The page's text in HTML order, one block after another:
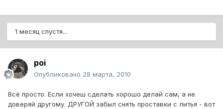
1 месяц спустя...
poi
Опубликовано 28 марта, 2010
Всё просто. Если хочеш сделать хорошо делай сам, а не
доверяй другому. ДРУГОЙ забыл снять проставки с литья - вот